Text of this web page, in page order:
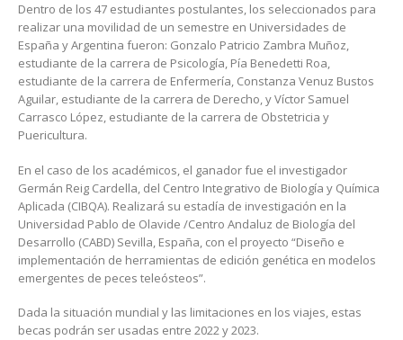
Dentro de los 47 estudiantes postulantes, los seleccionados para
realizar una movilidad de un semestre en Universidades de
España y Argentina fueron: Gonzalo Patricio Zambra Muñoz,
estudiante de la carrera de Psicología, Pía Benedetti Roa,
estudiante de la carrera de Enfermería, Constanza Venuz Bustos
Aguilar, estudiante de la carrera de Derecho, y Víctor Samuel
Carrasco López, estudiante de la carrera de Obstetricia y
Puericultura.
En el caso de los académicos, el ganador fue el investigador
Germán Reig Cardella, del Centro Integrativo de Biología y Química
Aplicada (CIBQA). Realizará su estadía de investigación en la
Universidad Pablo de Olavide /Centro Andaluz de Biología del
Desarrollo (CABD) Sevilla, España, con el proyecto “Diseño e
implementación de herramientas de edición genética en modelos
emergentes de peces teleósteos”.
Dada la situación mundial y las limitaciones en los viajes, estas
becas podrán ser usadas entre 2022 y 2023.